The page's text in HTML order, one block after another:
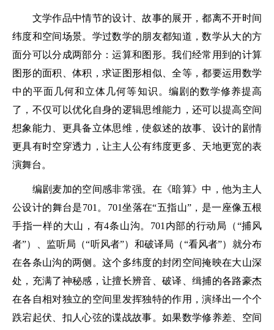
文学作品中情节的设计、故事的展开，都离不开时间
纬度和空间场景。学过数学的朋友都知道，数学从大的方
面分可以分成两部分：运算和图形。我们经常用到的计算
图形的面积、体积，求证图形相似、全等，都要运用数学
中的平面几何和立体几何等知识。编剧的数学修养提高
了，不仅可以优化自身的逻辑思维能力，还可以提高空间
想象能力、更具备立体思维，使叙述的故事、设计的剧情
更具有时空穿透力，让主人公有纬度更多、天地更宽的表
演舞台。
编剧麦加的空间感非常强。在《暗算》中，他为主人
公设计的舞台是701。701坐落在“五指山”，是一座像五根
手指一样的大山，有4条山沟。701内部的行动局（“捕风
者”）、监听局（“听风者”）和破译局（“看风者”）就分布
在各条山沟的两侧。这个多纬度的封闭空间掩映在大山深
处，充满了神秘感，让擅长辨音、破译、缉捕的各路豪杰
在各自相对独立的空间里发挥独特的作用，演绎出一个个
跌宕起伏、扣人心弦的谍战故事。如果数学修养差、空间